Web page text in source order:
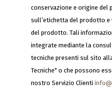
conservazione e origine
sull’etichetta del prodotto
del prodotto. Tali
integrate mediante la
tecniche presenti sul sito
Tecniche" o che possono
nostro Servizio Clienti